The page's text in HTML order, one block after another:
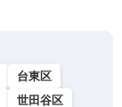
台東区
世田谷区